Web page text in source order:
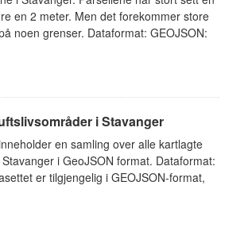
en 2 meter. Men det forekommer store
noen grenser. Dataformat: GEOJSON:
i Stavanger
en samling over alle kartlagte
i GeoJSON format. Dataformat:
er tilgjengelig i GEOJSON-format,